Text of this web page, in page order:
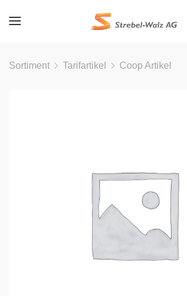
Sortiment Tarifartikel Coop Artikel